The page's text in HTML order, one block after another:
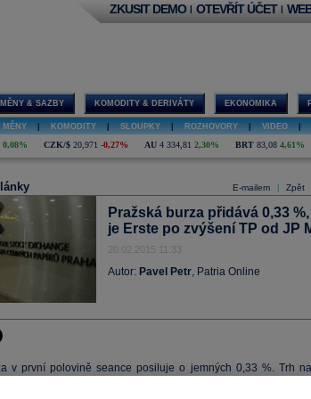
ZKUSIT DEMO | OTEVŘÍT ÚČET |
MĚNY & SAZBY KOMODITY & DERIVÁTY EKONOMIKA
MĚNY KOMODITY SLOUPKY ROZHOVORY VIDEO
0,08% CZK/$ 20,971 -0,27% AU 4 334,81 2,30% BRT 83,08 4,61%
E-mailem Zpět
Pražská burza přidává 0,33
je Erste po zvýšení TP od JP
20.02.2015 11:33
Autor: Pavel Petr, Patria Online
v první polovině seance posiluje o jemných 0,33 %. Trh